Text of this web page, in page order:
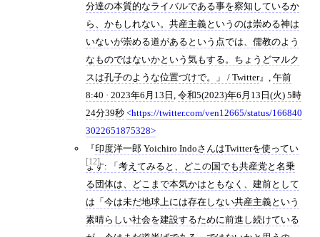
分達の本質的なライバルである事を察知しているか
ら、かもしれない。共産主義というのは崇める神は
いないが崇める道があるという点では、儒教のよう
なものではないかという気もする。ちょうどマルク
スは孔子のような位置づけで。」 / Twitter
, 午前
8:40 · 2023年6月13日 , 令和5(2023)年6月13日(火) 5時
24分39秒
https://twitter.com/ven12665/status/166840
3022651875328
[12]
印度洋一郎 Yoichiro IndoさんはTwitterを使ってい
ます: 「考えてみると、どこの国でも共産党と名乗
る団体は、どこまで本気かはともなく、建前として
は「今は未だ地球上には存在しない共産主義という
素晴らしい社会を建設するために前進し続けている